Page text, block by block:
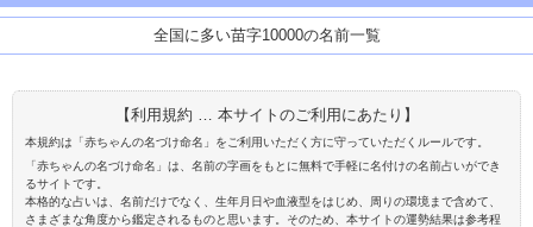
全国に多い苗字10000の名前一覧
【利用規約 … 本サイトのご利用にあたり】
本規約は「赤ちゃんの名づけ命名」をご利用いただく方に守っていただくルールです。
「赤ちゃんの名づけ命名」は、名前の字画をもとに無料で手軽に名付けの名前占いができ
るサイトです。
本格的な占いは、名前だけでなく、生年月日や血液型をはじめ、周りの環境まで含めて、
さまざまな角度から鑑定されるものと思います。そのため、本サイトの運勢結果は参考程